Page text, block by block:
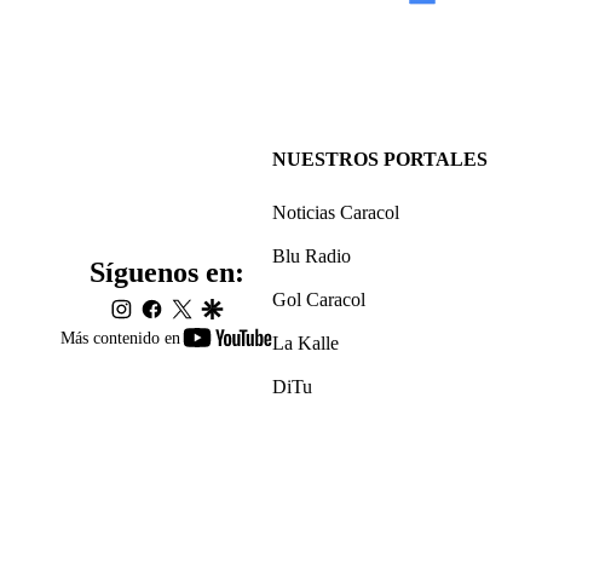
Más contenido en
youtube-
Síguenos en:
instagram
facebook
twittergoogle
NUESTROS PORTALES
Noticias Caracol
Blu Radio
Gol Caracol
La Kalle
DiTu